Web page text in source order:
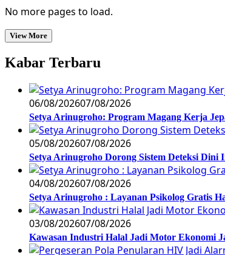
No more pages to load.
View More
Kabar Terbaru
06/08/202607/08/2026
Setya Arinugroho: Program Magang Kerja
05/08/202607/08/2026
Setya Arinugroho Dorong Sistem Deteksi Dini
04/08/202607/08/2026
Setya Arinugroho : Layanan Psikolog Gratis
03/08/202607/08/2026
Kawasan Industri Halal Jadi Motor Ekonomi